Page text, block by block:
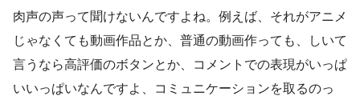
肉声の声って聞けないんですよね。例えば、それがアニメ
じゃなくても動画作品とか、普通の動画作っても、しいて
言うなら高評価のボタンとか、コメントでの表現がいっぱ
いいっぱいなんですよ、コミュニケーションを取るのっ